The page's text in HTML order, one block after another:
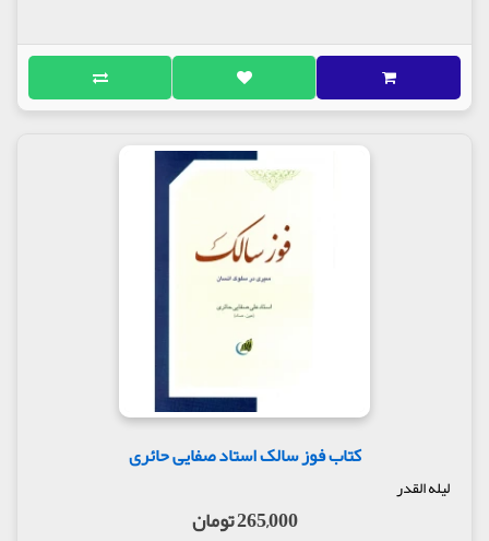
کتاب فوز سالک استاد صفایی حائری
لیله القدر
265,000 تومان